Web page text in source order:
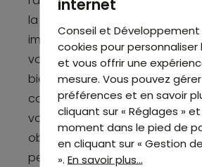
la vente de biens
immobiliers. Ils peuvent
vous aider à trouver le
bien immobilier qui
correspond le mieux à
vos besoins et à vos
objectifs. De plus, ils
peuvent vous conseiller
Conseil et Développement
cookies pour
et vous offrir une
mesure. Vous pouvez
préférences et en savoir
cliquant sur « Réglages »
moment dans le pied de
en cliquant sur « Gestion
». En savoir plus...